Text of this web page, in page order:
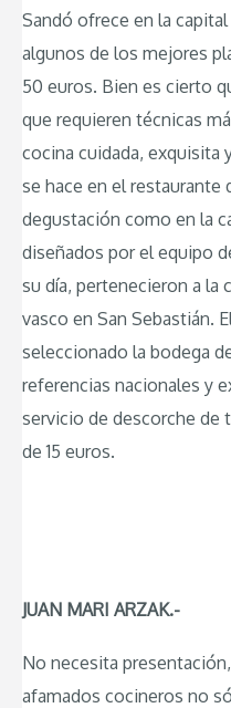
Sandó ofrece en la
algunos de los mejores
50 euros. Bien es cierto
que requieren técnicas
cocina cuidada, exquisita
se hace en el restaurante
degustación como en la
diseñados por el equipo
su día, pertenecieron a la
vasco en San Sebastián.
seleccionado la bodega
referencias nacionales y
servicio de descorche de
de 15 euros.
JUAN MARI ARZAK.-
No necesita
afamados cocineros no